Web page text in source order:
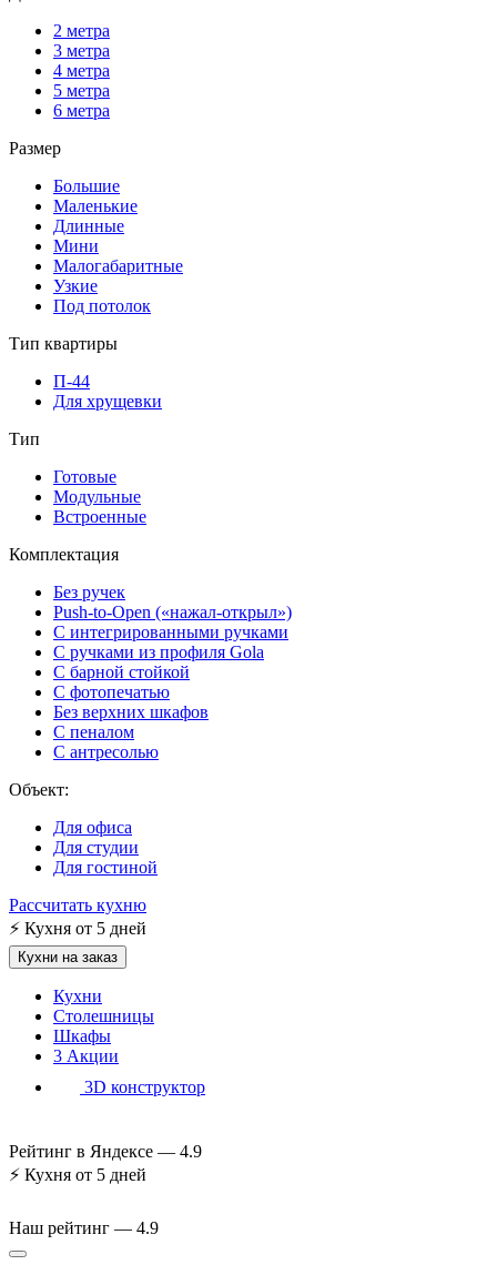
2 метра
3 метра
4 метра
5 метра
6 метра
Размер
Большие
Маленькие
Длинные
Мини
Малогабаритные
Узкие
Под потолок
Тип квартиры
П-44
Для хрущевки
Тип
Готовые
Модульные
Встроенные
Комплектация
Без ручек
Push-to-Open («нажал-открыл»)
С интегрированными ручками
С ручками из профиля Gola
С барной стойкой
С фотопечатью
Без верхних шкафов
С пеналом
С антресолью
Объект:
Для офиса
Для студии
Для гостиной
Рассчитать кухню
⚡ Кухня от 5 дней
Кухни на заказ
Кухни
Столешницы
Шкафы
3 Акции
3D конструктор
Рейтинг в Яндексе — 4.9
⚡ Кухня от 5 дней
Наш рейтинг — 4.9